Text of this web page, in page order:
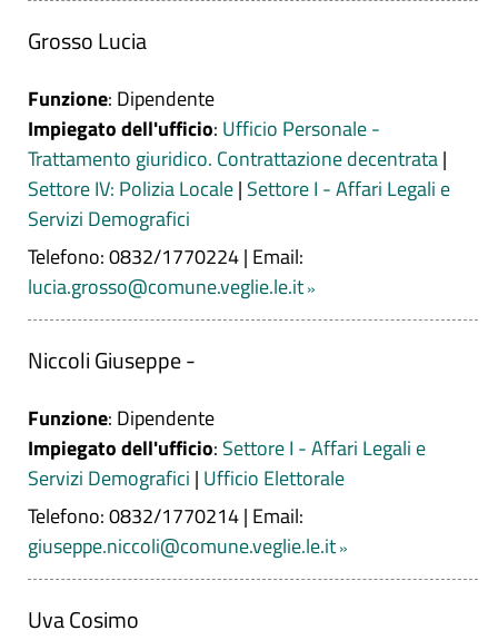
Grosso Lucia
Funzione: Dipendente
Impiegato dell'ufficio: Ufficio Personale -
Trattamento giuridico. Contrattazione decentrata|
Settore IV: Polizia Locale| Settore I - Affari Legali e
Servizi Demografici
Telefono: 0832/1770224| Email:
lucia.grosso@comune.veglie.le.it
Niccoli Giuseppe -
Funzione: Dipendente
Impiegato dell'ufficio: Settore I - Affari Legali e
Servizi Demografici | Ufficio Elettorale
Telefono: 0832/1770214| Email:
giuseppe.niccoli@comune.veglie.le.it
Uva Cosimo